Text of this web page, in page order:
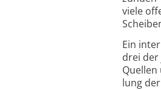
viele
Ein
drei
lung